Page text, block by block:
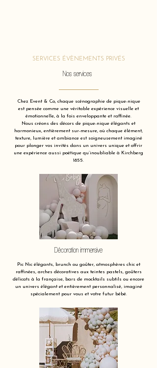
SERVICES ÉVÈNEMENTS PRIVÉS
Nos services
Chez Event & Co, chaque scénographie de pique-nique
est pensée comme une véritable expérience visuelle et
émotionnelle, à la fois enveloppante et raffinée.
Nous créons des décors de pique-nique élégants et
harmonieux, entièrement sur-mesure, où chaque élément,
texture, lumière et ambiance est soigneusement imaginé
pour plonger vos invités dans un univers unique et offrir
une expérience aussi poétique qu’inoubliable à Kirchberg
1855.
Décoration immersive
Pic Nic élégants, brunch ou goûter, atmosphères chic et
raffinées, arches décoratives aux teintes pastels, goûters
délicats à la française, bars de mocktails subtils ou encore
un univers élégant et entièrement personnalisé, imaginé
spécialement pour vous et votre futur bébé.